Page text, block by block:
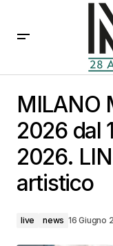
2026. LINUS
MILANO
2026 dal
2026.
artistico
live news 16 Giugno